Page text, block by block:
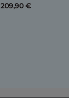
209,90 €